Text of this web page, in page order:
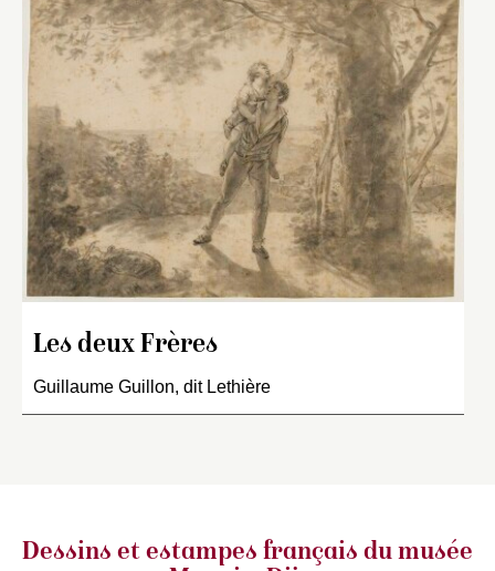
Les deux Frères
Guillaume Guillon, dit Lethière
Dessins et estampes français du musée